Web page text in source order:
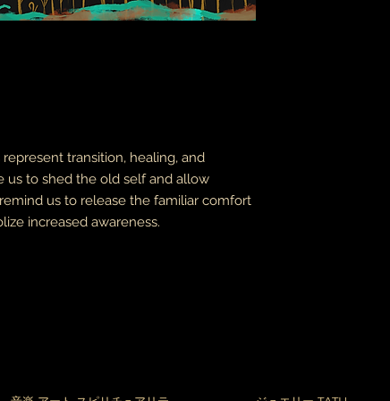
represent transition, healing, and
us to shed the old self and allow
us to release the familiar comfort
increased awareness.